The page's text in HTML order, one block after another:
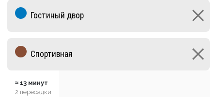
≈ 13 минут
2 пересадки